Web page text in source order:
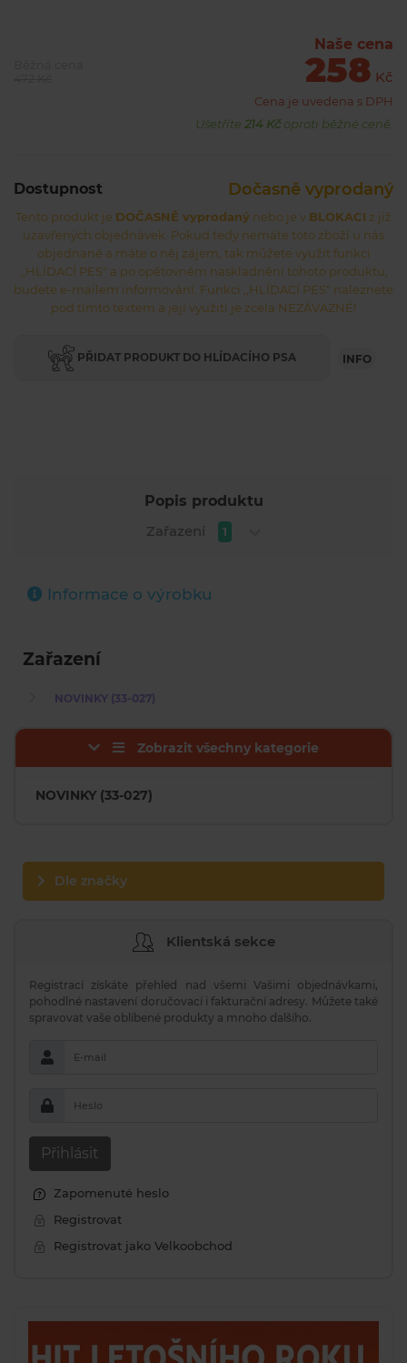
Naše cena
258 Kč
Cena je uvedena s DPH
Ušetříte 214 Kčoproti běžné ceně.
Dostupnost Dočasně vyprodaný
Tento produkt je DOČASNĚ vyprodaný nebo je v BLOKACI z již
uzavřených objednávek. Pokud tedy nemáte toto zboží u nás
objednané a máte o něj zájem, tak můžete využít funkci
,,HLÍDACÍ PES" a po opětovném naskladnění tohoto produktu,
budete e-mailem informování. Funkci ,,HLÍDACÍ PES" naleznete
pod tímto textem a její využití je zcela NEZÁVAZNÉ!
PŘIDAT PRODUKT DO HLÍDACÍHO PSA INFO
Popis produktu
Zařazení
1
Informace o výrobku
Zařazení
NOVINKY (33-027)
Zobrazit všechny kategorie
NOVINKY (33-027)
Dle značky
Klientská sekce
Registrací získáte přehled nad všemi Vašimi objednávkami,
pohodlné nastavení doručovací i fakturační adresy. Můžete také
spravovat vaše oblíbené produkty a mnoho dalšího.
E-mail
Heslo
Přihlásit
Zapomenuté heslo
Registrovat
Registrovat jako Velkoobchod